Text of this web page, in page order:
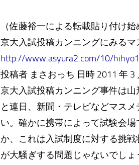
（佐藤裕一による転載貼り付け始
京大入試投稿カンニングにみるマ
http://www.asyura2.com/10/
投稿者 まさおっち 日時 2011 年 3
京大入試投稿カンニング事件は
と連日、新聞・テレビなどマス
い。確かに携帯によって試験会
か、これは入試制度に対する挑
が大騒ぎする問題じゃないでし